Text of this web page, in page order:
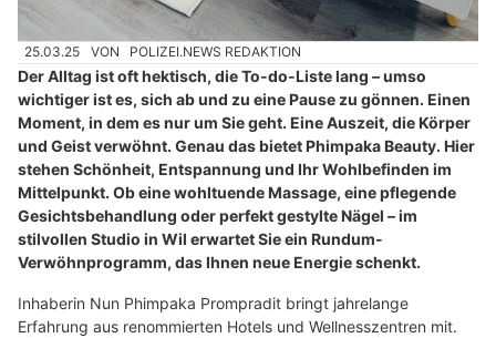
25.03.25 VON POLIZEI.NEWS REDAKTION
Der Alltag ist oft hektisch, die To-do-Liste lang – umso
wichtiger ist es, sich ab und zu eine Pause zu gönnen. Einen
Moment, in dem es nur um Sie geht. Eine Auszeit, die Körper
und Geist verwöhnt. Genau das bietet Phimpaka Beauty. Hier
stehen Schönheit, Entspannung und Ihr Wohlbefinden im
Mittelpunkt. Ob eine wohltuende Massage, eine pflegende
Gesichtsbehandlung oder perfekt gestylte Nägel – im
stilvollen Studio in Wil erwartet Sie ein Rundum-
Verwöhnprogramm, das Ihnen neue Energie schenkt.
Inhaberin Nun Phimpaka Prompradit bringt jahrelange
Erfahrung aus renommierten Hotels und Wellnesszentren mit.